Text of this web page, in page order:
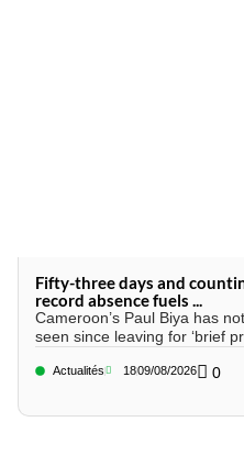
Fifty-three days and
record absence fuels ...
Cameroon’s Paul Biya has
seen since leaving for ‘brief
Actualités 1809/08/2026 0